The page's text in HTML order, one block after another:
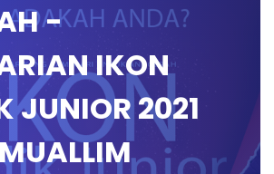
-
IKON
JUNIOR 2021